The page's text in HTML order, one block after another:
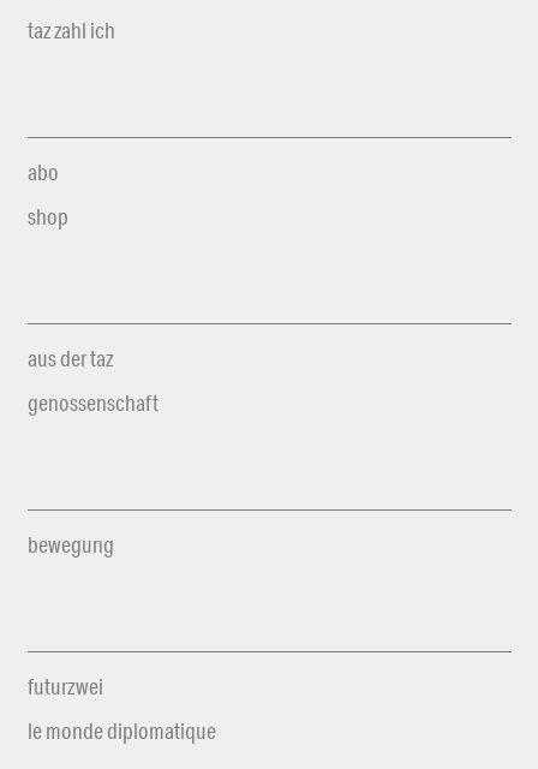
taz zahl ich
abo
shop
aus der taz
genossenschaft
bewegung
futurzwei
le monde diplomatique